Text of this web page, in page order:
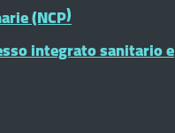
(NCP)
integrato sanitario e